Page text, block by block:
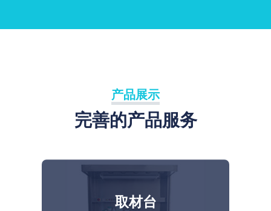
产品展示
完善的产品服务
标本冷藏柜